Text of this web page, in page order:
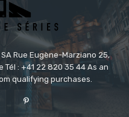
Rue Eugène-Marziano 25,
Tél : +41 22 820 35 44 As an
qualifying purchases.